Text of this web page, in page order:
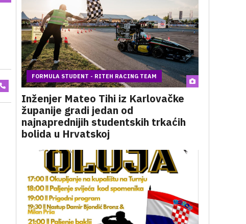
FORMULA STUDENT - RITEH RACING TEAM
Inženjer Mateo Tihi iz Karlovačke
županije gradi jedan od
najnaprednijih studentskih trkaćih
bolida u Hrvatskoj